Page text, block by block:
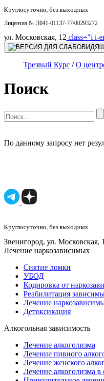
Круглосуточно, без выходных
Лицензия № Л041-01137-77/00293272
ул. Московская, 12 class="i i-
Трезвый Курс /О
Поиск
По данному запросу нет
Круглосуточно, без выходных
Звенигород, ул. Московская,
Лечение наркозависимых
Снятие ломки
УБОД
Кодировка от
Реабилитация
Лечение
Детоксикация
Алкогольная зависимость
Лечение алкоголизма
Лечение пивного
Лечение женского
Лечение алкоголизма в